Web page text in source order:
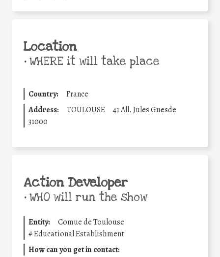
Location
•WHERE it will take place
Country:
France
Address:
TOULOUSE
41 All. Jules Guesde
31000
Action Developer
•WHO will run the show
Entity:
Comue de Toulouse
#Educational Establishment
How can you get in contact: